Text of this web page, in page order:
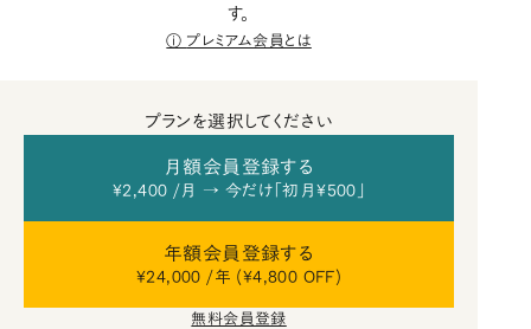
す。
プレミアム会員とは
プランを選択してください
月額会員登録する
¥2,400 /月 → 今だけ「初月¥500」
年額会員登録する
¥24,000 /年 (¥4,800 OFF)
無料会員登録